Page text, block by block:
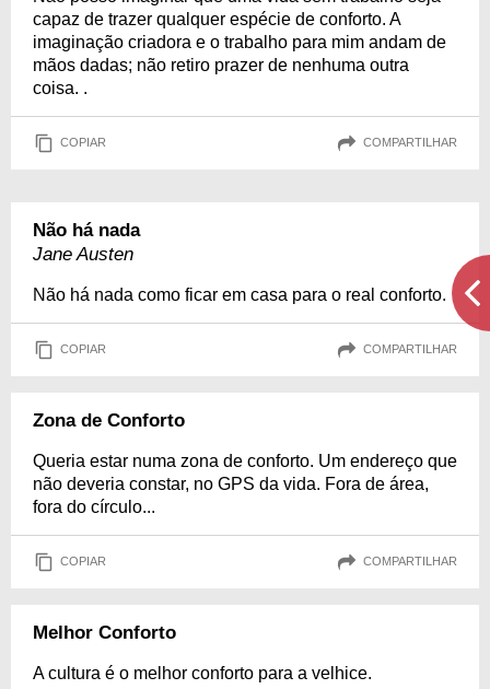
capaz de trazer qualquer espécie de conforto. A
imaginação criadora e o trabalho para mim andam de
mãos dadas; não retiro prazer de nenhuma outra
coisa. .
COPIAR COMPARTILHAR
Não há nada
Jane Austen
Não há nada como ficar em casa para o real conforto.
COPIAR COMPARTILHAR
Zona de Conforto
Queria estar numa zona de conforto. Um endereço que
não deveria constar, no GPS da vida. Fora de área,
fora do círculo...
COPIAR COMPARTILHAR
Melhor Conforto
A cultura é o melhor conforto para a velhice.